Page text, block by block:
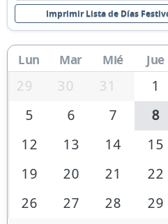
Imprimir Lista de Días
Lun Mar Mié Jue
29 30 31 1
5
6 7 8
12
13 14 15
19
20 21 22
26
27 28 29